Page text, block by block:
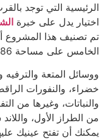
الرئيسية التي توجد
اختيار يدل على خبرة
تم تصنيف هذا
الخامس على مساحة 886 فدان.
ووسائل المتعة
خضراء، والنفورات
والنباتات، وغيرها من
من الطراز الأول،
يمكنك أن تفتح عينيك